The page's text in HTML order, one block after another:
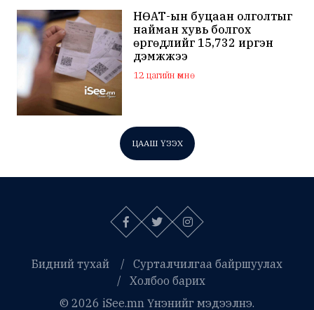
НӨАТ-ын буцаан олголтыг
найман хувь болгох
өргөдлийг 15,732 иргэн
дэмжжээ
12 цагийн өмнө
ЦААШ ҮЗЭХ
Бидний тухай
Сурталчилгаа байршуулах
Холбоо барих
© 2026 iSee.mn Үнэнийг мэдээлнэ.